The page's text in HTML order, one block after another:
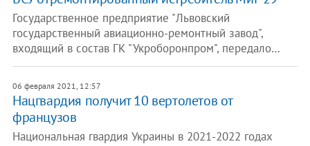
Государственное предприятие "Львовский
государственный авиационно-ремонтный завод",
входящий в состав ГК "Укроборонпром", передало…
06 февраля 2021, 12:57
Нацгвардия получит 10 вертолетов от
французов
Национальная гвардия Украины в 2021-2022 годах